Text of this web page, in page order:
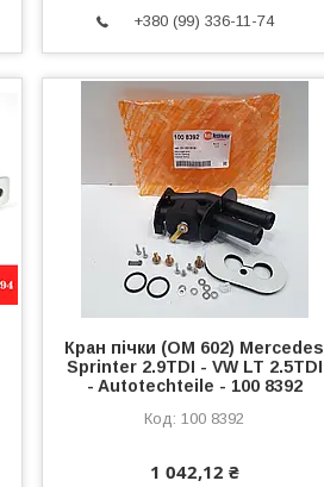
+380 (99) 336-11-74
Кран пічки (OM 602) Mercedes
Sprinter 2.9TDI - VW LT 2.5TDI
- Autotechteile - 100 8392
100 8392
1 042,12 ₴